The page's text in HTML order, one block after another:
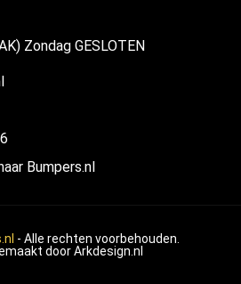
Zondag GESLOTEN
Bumpers.nl
- Alle rechten voorbehouden.
doorArkdesign.nl